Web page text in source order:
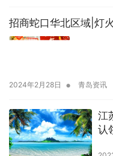
招商蛇口华北区域|灯
2024年2月28日 • 青岛资讯
江
认